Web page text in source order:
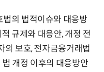
의 법적이슈와 대응방
규제와 대응안, 개정 전
의 보호, 전자금융거래법
개정 이후의 대응방안